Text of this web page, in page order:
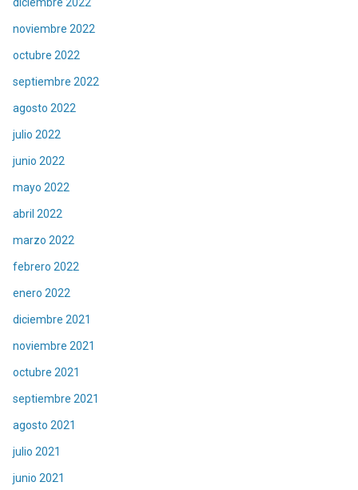
noviembre 2022
octubre 2022
septiembre 2022
agosto 2022
julio 2022
junio 2022
mayo 2022
abril 2022
marzo 2022
febrero 2022
enero 2022
diciembre 2021
noviembre 2021
octubre 2021
septiembre 2021
agosto 2021
julio 2021
junio 2021